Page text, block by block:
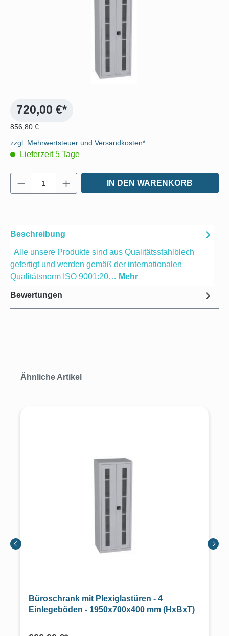
720,00 €*
856,80 €
zzgl. Mehrwertsteuer und Versandkosten*
Lieferzeit 5 Tage
Produkt Anzahl: Gib den gewünschten
IN DEN WARENKORB
Beschreibung
Alle unsere Produkte sind aus Qualitätsstahlblech
gefertigt und werden gemäß der internationalen
Qualitätsnorm ISO 9001:20… Mehr
Bewertungen
Produktgalerie überspringen
Ähnliche Artikel
Büroschrank mit Plexiglastüren - 4
Einlegeböden - 1950x700x400 mm (HxBxT)